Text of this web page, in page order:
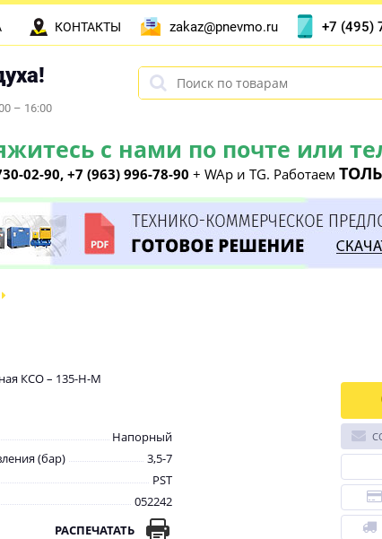
– 16:00
с нами по почте или
02-90, +7 (963) 996-78-90 + WAp и TG. Работаем
КОНТАКТЫ zakaz@pnevmo.ru +7 (495)
КСО – 135-Н-М
Напорный
(бар)
3,5-7
PST
052242
РАСПЕЧАТАТЬ